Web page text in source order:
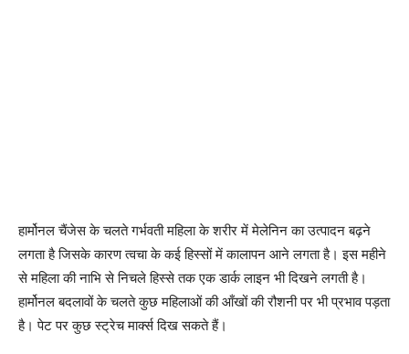
हार्मोनल चैंजेस के चलते गर्भवती महिला के शरीर में मेलेनिन का उत्पादन बढ़ने
लगता है जिसके कारण त्वचा के कई हिस्सों में कालापन आने लगता है। इस महीने
से महिला की नाभि से निचले हिस्से तक एक डार्क लाइन भी दिखने लगती है।
हार्मोनल बदलावों के चलते कुछ महिलाओं की आँखों की रौशनी पर भी प्रभाव पड़ता
है। पेट पर कुछ स्ट्रेच मार्क्स दिख सकते हैं।